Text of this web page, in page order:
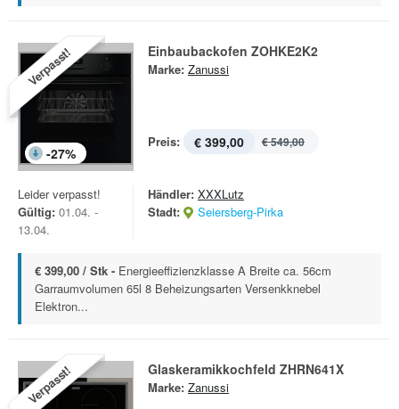
Verpasst!
-27%
Einbaubackofen ZOHKE2K2
Marke: Zanussi
Preis: € 399,00 € 549,00
Leider verpasst!
Gültig: 01.04. -
13.04.
Händler: XXXLutz
Stadt:
Seiersberg-Pirka
€ 399,00 / Stk - Energieeffizienzklasse A Breite ca. 56cm
Garraumvolumen 65l 8 Beheizungsarten Versenkknebel
Elektron...
Verpasst! Glaskeramikkochfeld ZHRN641X
Marke: Zanussi